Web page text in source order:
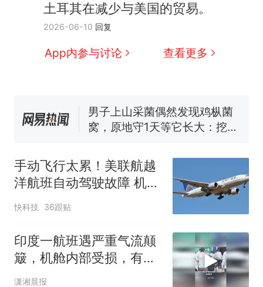
土耳其在减少与美国的贸易。
2026-06-10 回复
App内参与讨论 查看更多
热 那个在床头放菜刀的女孩，
因老师一句“跟我回家”改写了
人生
新 制裁瓜子饺子，美国怕什
协会回应
男子上山采菌偶然发现鸡枞菌
窝，原地守1天等它长大：挖了
回大海 目击者直呼震惊 （视频
来源：参考消息）
笔试第一被第二名传话劝弃考
官方通报
人生
手动飞行太累！美联航越
洋航班自动驾驶故障 机长
选择中途备降
快科技 36跟贴
印度一航班遇严重气流颠
簸，机舱内部受损，有乘
客头部撞上机舱受伤
潇湘晨报